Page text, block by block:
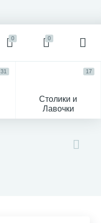
0 0
31
Столики и
Лавочки
17